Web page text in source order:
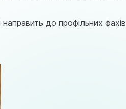
направить до профільних